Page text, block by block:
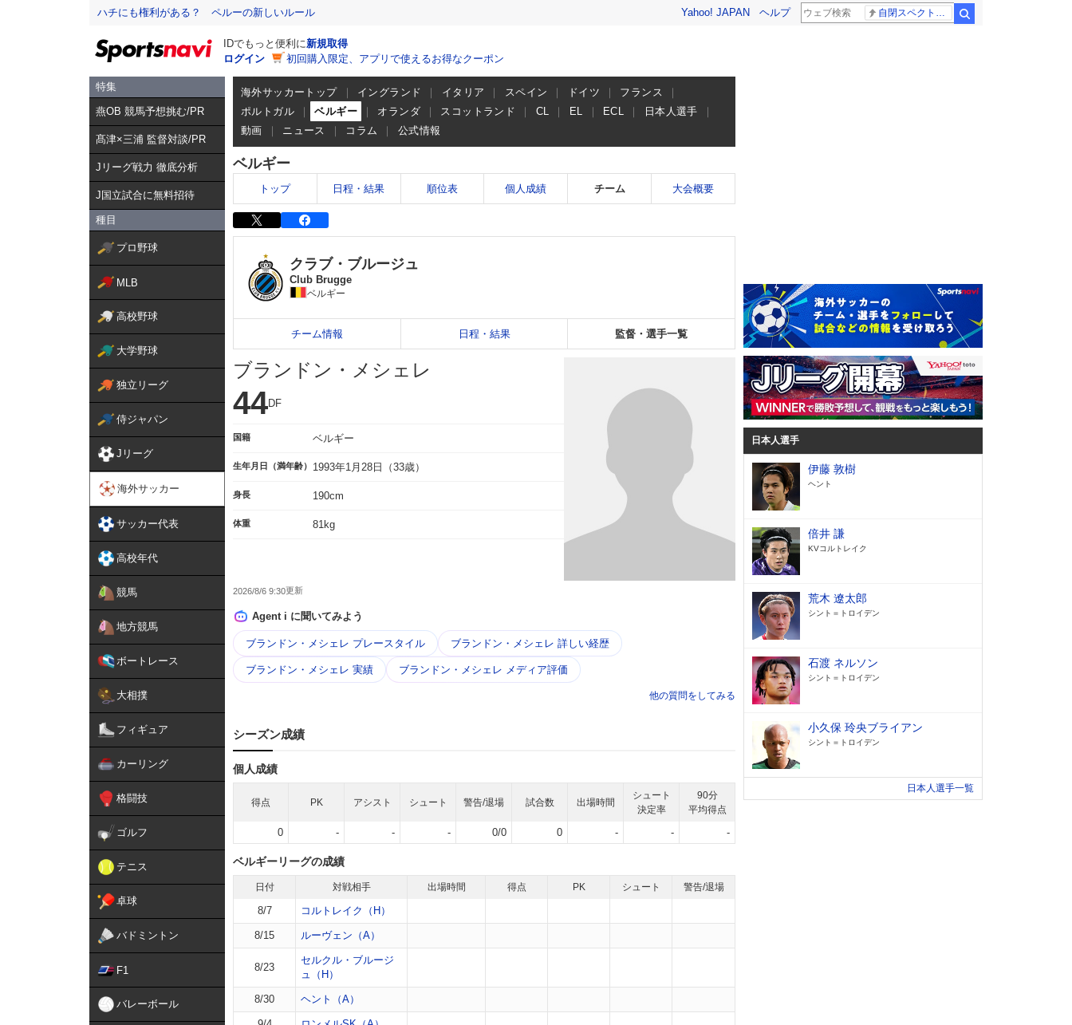
ハチにも権利がある？ ペルーの新しいルール Yahoo! JAPAN ヘルプ
IDでもっと便利に新規取得
ログイン
初回購入限定、アプリで使えるお得なクーポン
特集
燕OB 競馬予想挑む/PR
髙津×三浦 監督対談/PR
Jリーグ戦力 徹底分析
J国立試合に無料招待
種目
プロ野球
MLB
高校野球
大学野球
独立リーグ
侍ジャパン
Jリーグ
海外サッカー
サッカー代表
高校年代
競馬
地方競馬
ボートレース
大相撲
フィギュア
カーリング
格闘技
ゴルフ
テニス
卓球
バドミントン
F1
バレーボール
海外サッカートップ イングランド イタリア スペイン ドイツ
フランス
ポルトガル
ベルギー オランダ スコットランド CL EL ECL
日本人選手
動画
ニュース コラム 公式情報
ベルギー
トップ 日程・結果 順位表 個人成績 チーム 大会概要
クラブ・ブルージュ
Club Brugge
ベルギー
チーム情報 日程・結果 監督・選手一覧
ブランドン・メシェレ
44DF
国籍 ベルギー
生年月日（満年齢） 1993年1月28日（33歳）
身長 190cm
体重 81kg
2026/8/6 9:30
Agent i に聞いてみよう
ブランドン・メシェレ プレースタイル ブランドン・メシェレ 詳しい経歴
ブランドン・メシェレ 実績 ブランドン・メシェレ メディア評価
他の質問をしてみる
シーズン成績
個人成績
得点 PK アシスト シュート 警告/退場 試合数 出場時間
シュート
決定率
90分
平均得点
0 - - - 0/0 0 - - -
ベルギーリーグの成績
日付 対戦相手 出場時間 得点 PK シュート 警告/退場
8/7 コルトレイク（H）
8/15 ルーヴェン（A）
8/23
セルクル・ブルージ
ュ（H）
8/30 ヘント（A）
日本人選手
伊藤 敦樹
ヘント
倍井 謙
KVコルトレイク
荒木 遼太郎
シント＝トロイデン
石渡 ネルソン
シント＝トロイデン
小久保 玲央ブライアン
シント＝トロイデン
日本人選手一覧